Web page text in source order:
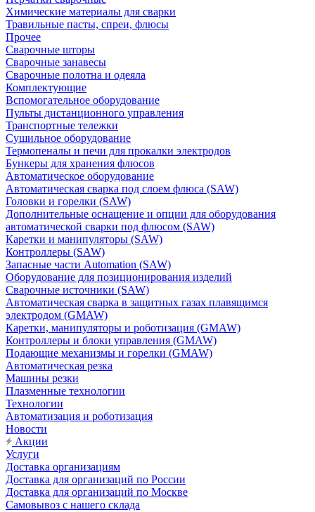
Химические материалы для сварки
Травильные пасты, спреи, флюсы
Прочее
Сварочные шторы
Сварочные занавесы
Сварочные полотна и одеяла
Комплектующие
Вспомогательное оборудование
Пульты дистанционного управления
Транспортные тележки
Сушильное оборудование
Термопеналы и печи для прокалки электродов
Бункеры для хранения флюсов
Автоматическое оборудование
Автоматическая сварка под слоем флюса (SAW)
Головки и горелки (SAW)
Дополнительные оснащение и опции для оборудования
автоматической сварки под флюсом (SAW)
Каретки и манипуляторы (SAW)
Контроллеры (SAW)
Запасные части Automation (SAW)
Оборудование для позиционирования изделий
Сварочные источники (SAW)
Автоматическая сварка в защитных газах плавящимся
электродом (GMAW)
Каретки, манипуляторы и роботизация (GMAW)
Контроллеры и блоки управления (GMAW)
Подающие механизмы и горелки (GMAW)
Автоматическая резка
Машины резки
Плазменные технологии
Технологии
Автоматизация и роботизация
Новости
Акции
Услуги
Доставка организациям
Доставка для организаций по России
Доставка для организаций по Москве
Самовывоз с нашего склада